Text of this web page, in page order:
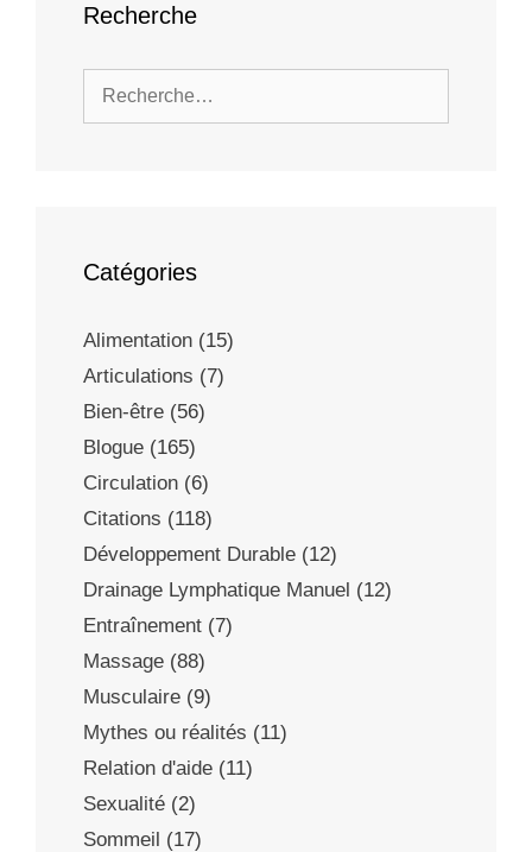
Recherche
Rechercher :
Catégories
Alimentation (15)
Articulations (7)
Bien-être (56)
Blogue (165)
Circulation (6)
Citations (118)
Développement Durable (12)
Drainage Lymphatique Manuel (12)
Entraînement (7)
Massage (88)
Musculaire (9)
Mythes ou réalités (11)
Relation d'aide (11)
Sexualité (2)
Sommeil (17)